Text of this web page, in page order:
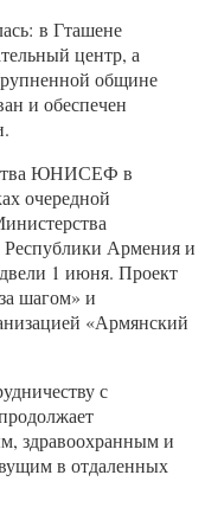
в Гташене
центр, а
общине
и обеспечен
ЮНИСЕФ в
очередной
Республики Армения и
1 июня. Проект
шагом» и
«Армянский
с
здравоохранным и
в отдаленных